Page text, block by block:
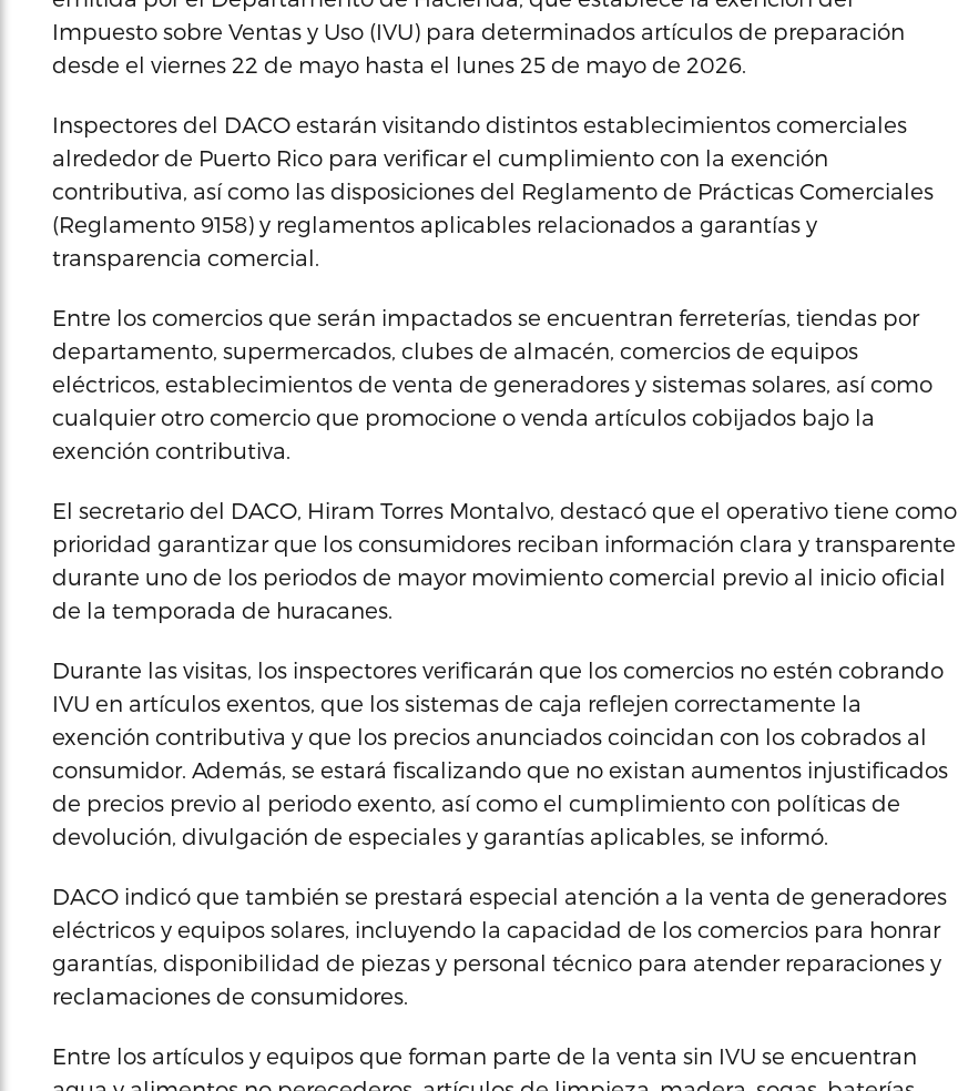
Impuesto sobre Ventas y Uso (IVU) para determinados artículos de preparación
desde el viernes 22 de mayo hasta el lunes 25 de mayo de 2026.
Inspectores del DACO estarán visitando distintos establecimientos comerciales
alrededor de Puerto Rico para verificar el cumplimiento con la exención
contributiva, así como las disposiciones del Reglamento de Prácticas Comerciales
(Reglamento 9158) y reglamentos aplicables relacionados a garantías y
transparencia comercial.
Entre los comercios que serán impactados se encuentran ferreterías, tiendas por
departamento, supermercados, clubes de almacén, comercios de equipos
eléctricos, establecimientos de venta de generadores y sistemas solares, así como
cualquier otro comercio que promocione o venda artículos cobijados bajo la
exención contributiva.
El secretario del DACO, Hiram Torres Montalvo, destacó que el operativo tiene como
prioridad garantizar que los consumidores reciban información clara y transparente
durante uno de los periodos de mayor movimiento comercial previo al inicio oficial
de la temporada de huracanes.
Durante las visitas, los inspectores verificarán que los comercios no estén cobrando
IVU en artículos exentos, que los sistemas de caja reflejen correctamente la
exención contributiva y que los precios anunciados coincidan con los cobrados al
consumidor. Además, se estará fiscalizando que no existan aumentos injustificados
de precios previo al periodo exento, así como el cumplimiento con políticas de
devolución, divulgación de especiales y garantías aplicables, se informó.
DACO indicó que también se prestará especial atención a la venta de generadores
eléctricos y equipos solares, incluyendo la capacidad de los comercios para honrar
garantías, disponibilidad de piezas y personal técnico para atender reparaciones y
reclamaciones de consumidores.
Entre los artículos y equipos que forman parte de la venta sin IVU se encuentran